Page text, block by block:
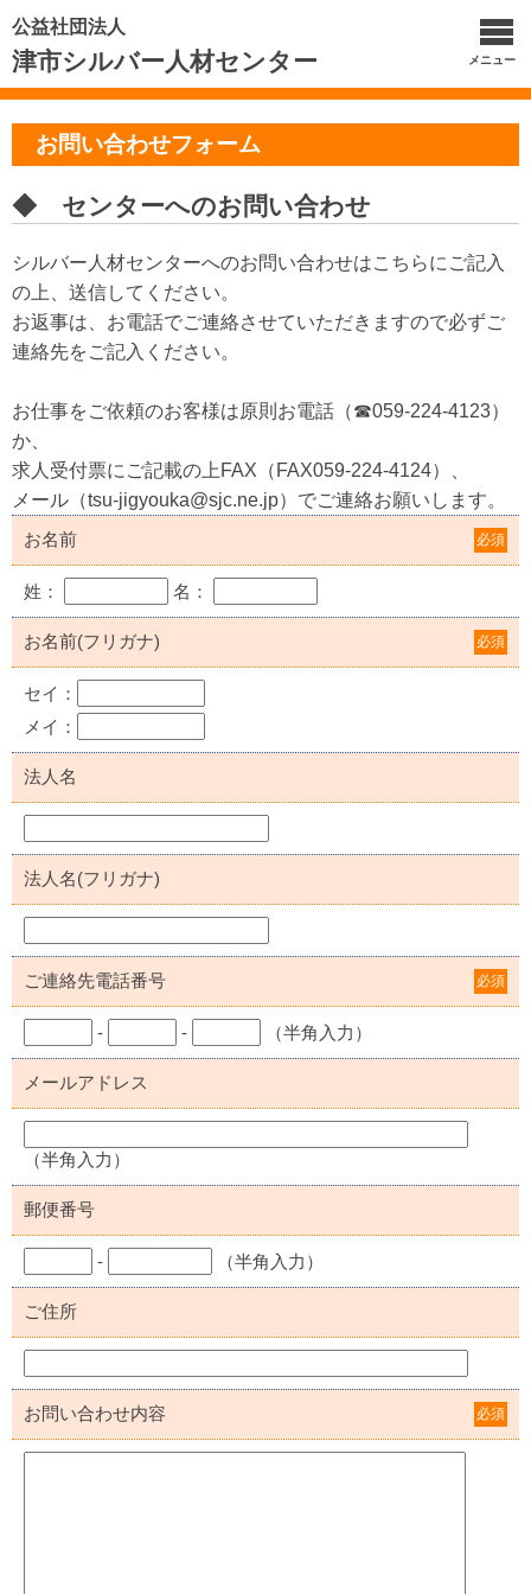
公益社団法人
津市シルバー人材センター メニュー
お問い合わせフォーム
◆ センターへのお問い合わせ
シルバー人材センターへのお問い合わせはこちらにご記入
の上、送信してください。
お返事は、お電話でご連絡させていただきますので必ずご
連絡先をご記入ください。
お仕事をご依頼のお客様は原則お電話（☎059-224-4123）
か、
求人受付票にご記載の上FAX（FAX059-224-4124）、
メール（tsu-jigyouka@sjc.ne.jp）でご連絡お願いします。
お名前
必須
姓： 名：
お名前(フリガナ) 必須
セイ：
メイ：
法人名
法人名(フリガナ)
ご連絡先電話番号 必須
- - （半角入力）
メールアドレス
（半角入力）
郵便番号
- （半角入力）
ご住所
お問い合わせ内容 必須